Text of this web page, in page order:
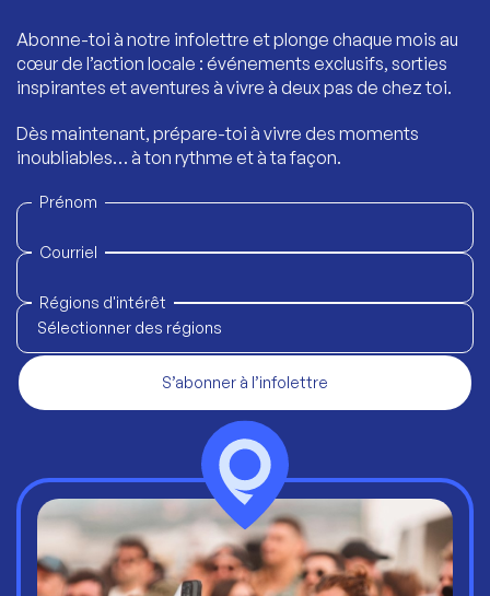
Abonne-toi à notre infolettre et plonge chaque mois au
cœur de l’action locale : événements exclusifs, sorties
inspirantes et aventures à vivre à deux pas de chez toi.
Dès maintenant, prépare-toi à vivre des moments
inoubliables… à ton rythme et à ta façon.
Prénom
Courriel
Régions d'intérêt
Sélectionner des régions
S’abonner à l’infolettre